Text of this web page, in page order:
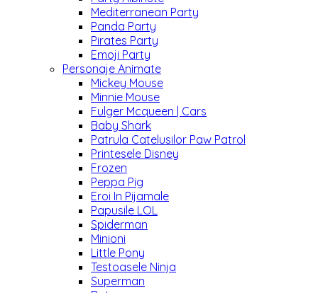
Mediterranean Party
Panda Party
Pirates Party
Emoji Party
Personaje Animate
Mickey Mouse
Minnie Mouse
Fulger Mcqueen | Cars
Baby Shark
Patrula Catelusilor Paw Patrol
Printesele Disney
Frozen
Peppa Pig
Eroi In Pijamale
Papusile LOL
Spiderman
Minioni
Little Pony
Testoasele Ninja
Superman